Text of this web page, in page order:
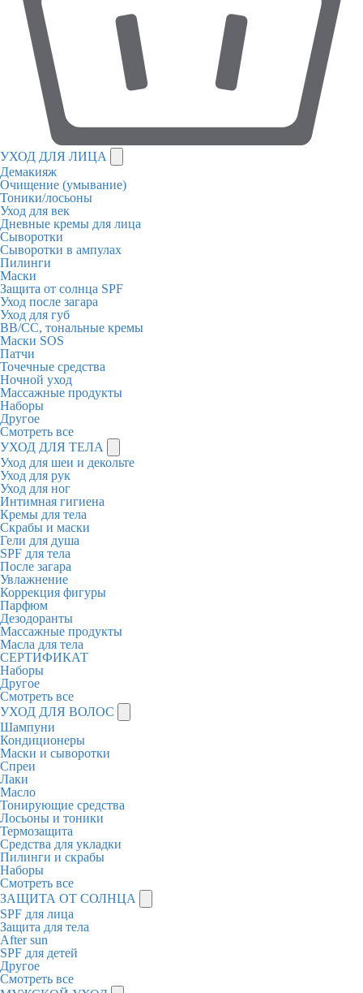
УХОД ДЛЯ ЛИЦА
Демакияж
Очищение (умывание)
Тоники/лосьоны
Уход для век
Дневные кремы для лица
Сыворотки
Сыворотки в ампулах
Пилинги
Маски
Защита от солнца SPF
Уход после загара
Уход для губ
BB/CC, тональные кремы
Маски SOS
Патчи
Точечные средства
Ночной уход
Массажные продукты
Наборы
Другое
Смотреть все
УХОД ДЛЯ ТЕЛА
Уход для шеи и декольте
Уход для рук
Уход для ног
Интимная гигиена
Кремы для тела
Скрабы и маски
Гели для душа
SPF для тела
После загара
Увлажнение
Коррекция фигуры
Парфюм
Дезодоранты
Массажные продукты
Масла для тела
СЕРТИФИКАТ
Наборы
Другое
Смотреть все
УХОД ДЛЯ ВОЛОС
Шампуни
Кондиционеры
Маски и сыворотки
Спреи
Лаки
Масло
Тонирующие средства
Лосьоны и тоники
Термозащита
Средства для укладки
Пилинги и скрабы
Наборы
Смотреть все
ЗАЩИТА ОТ СОЛНЦА
SPF для лица
Защита для тела
After sun
SPF для детей
Другое
Смотреть все